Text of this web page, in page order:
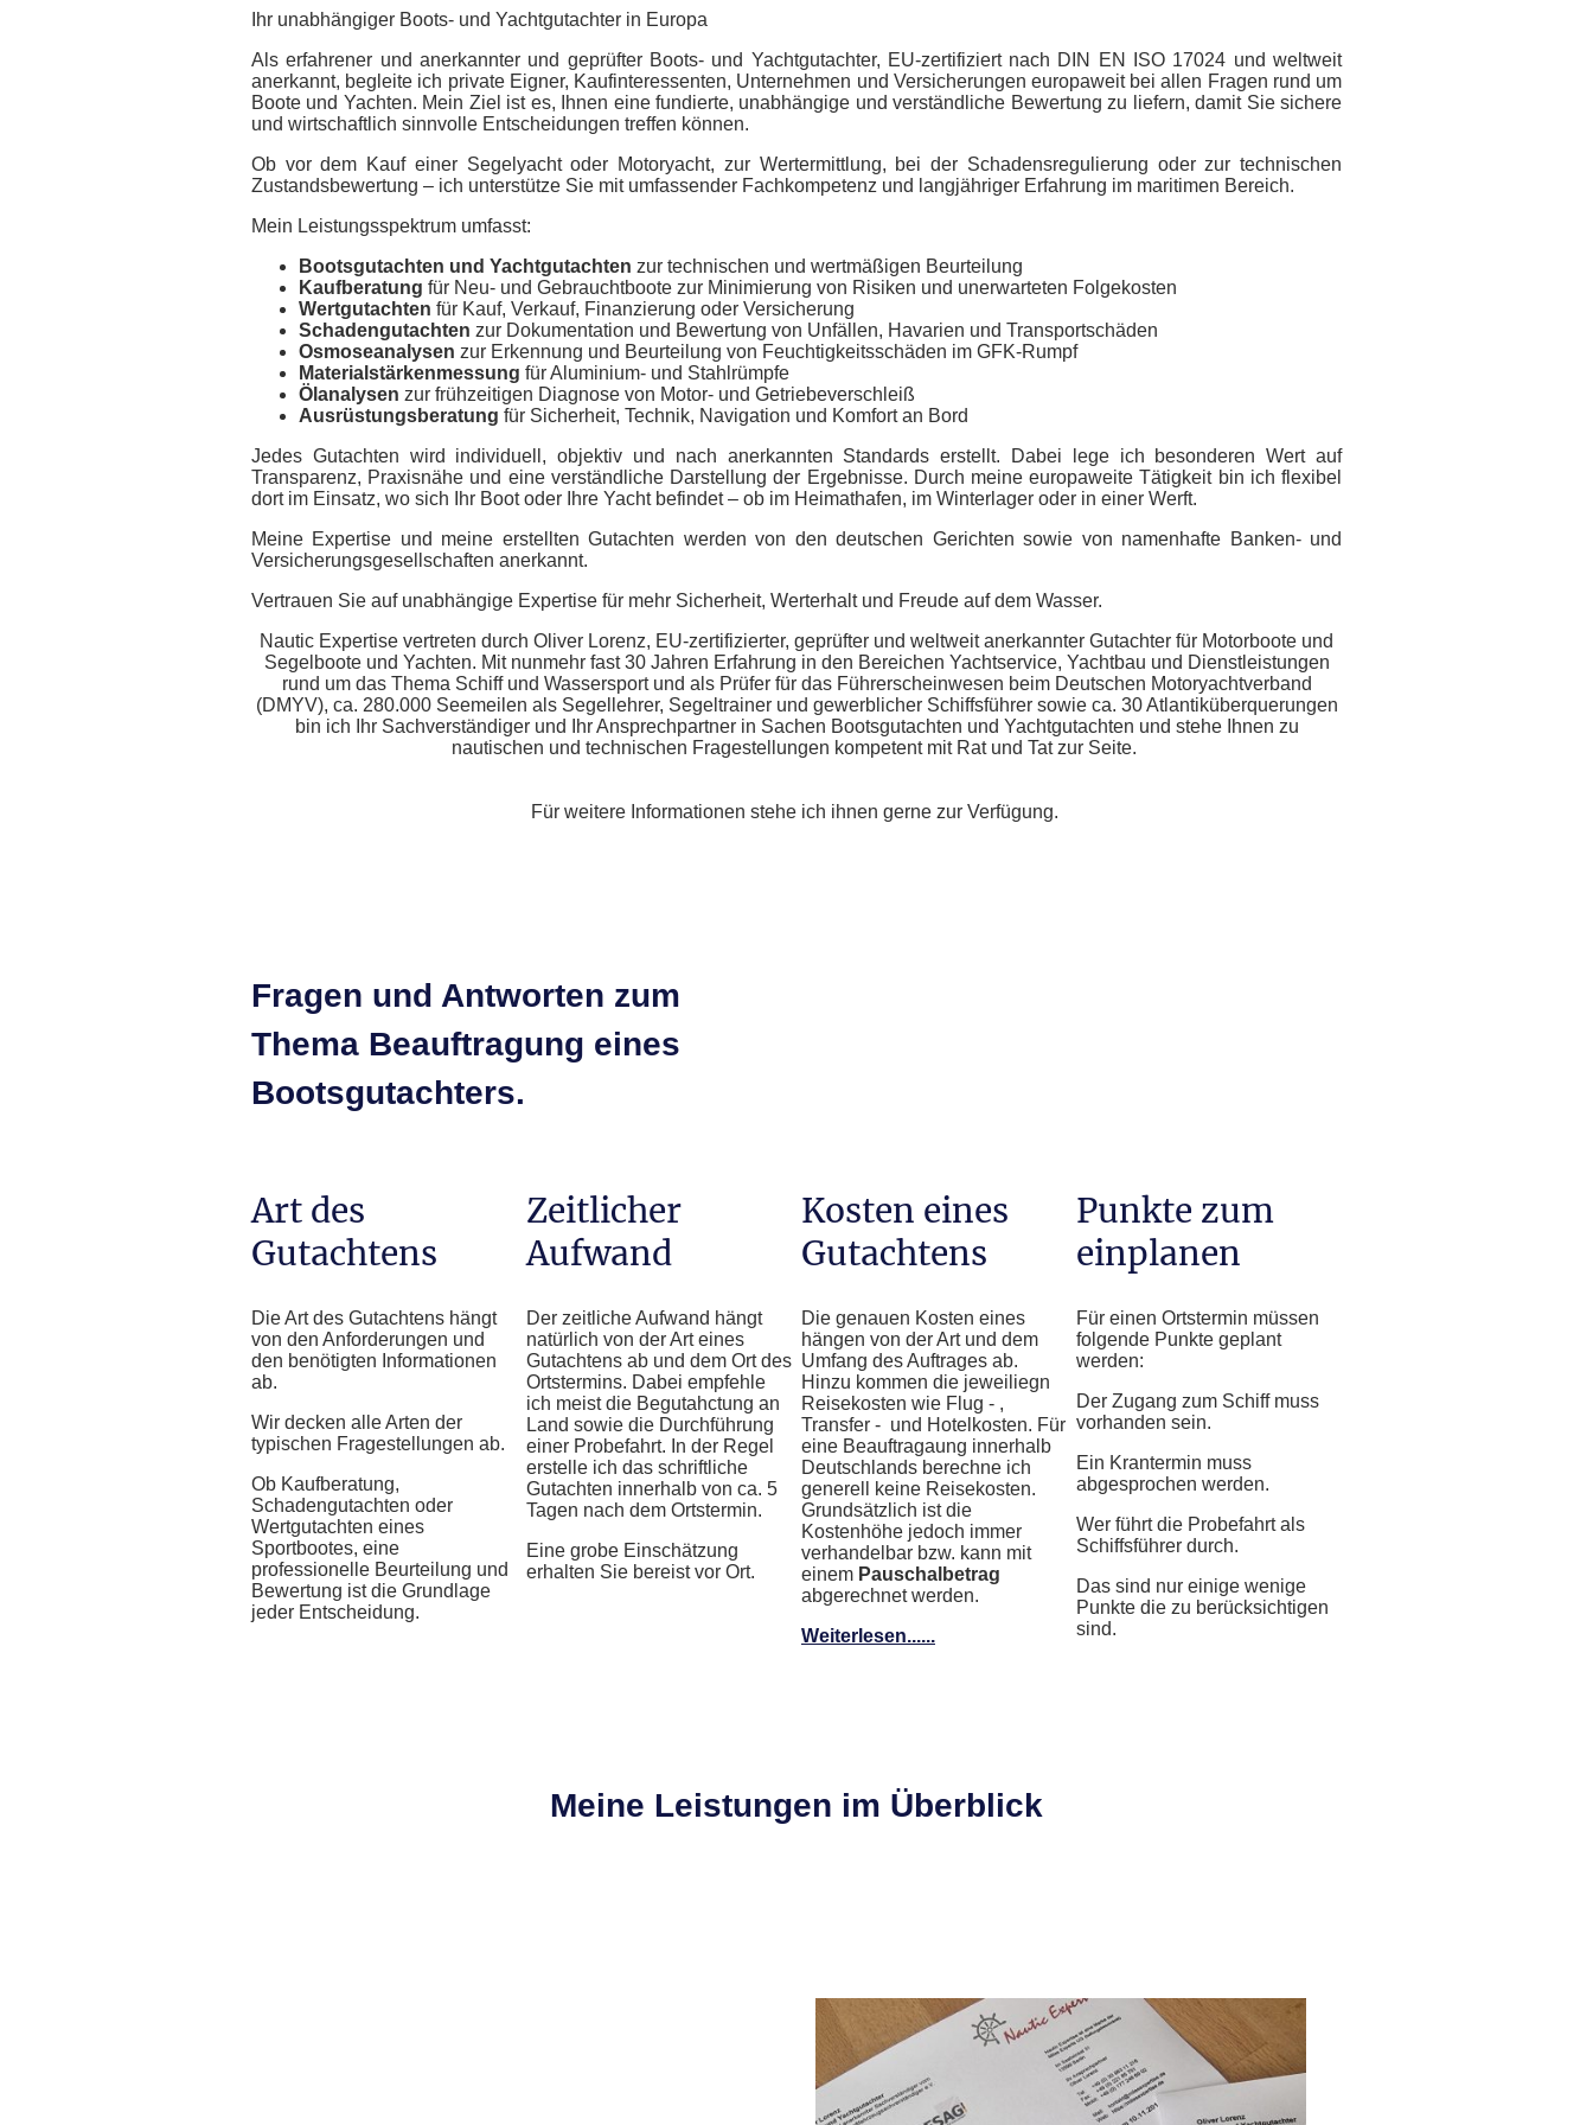
Ihr unabhängiger Boots- und Yachtgutachter in Europa
Als erfahrener und anerkannter und geprüfter Boots- und Yachtgutachter, EU-zertifiziert nach DIN EN ISO 17024 und weltweit
anerkannt, begleite ich private Eigner, Kaufinteressenten, Unternehmen und Versicherungen europaweit bei allen Fragen rund um
Boote und Yachten. Mein Ziel ist es, Ihnen eine fundierte, unabhängige und verständliche Bewertung zu liefern, damit Sie sichere
und wirtschaftlich sinnvolle Entscheidungen treffen können.
Ob vor dem Kauf einer Segelyacht oder Motoryacht, zur Wertermittlung, bei der Schadensregulierung oder zur technischen
Zustandsbewertung – ich unterstütze Sie mit umfassender Fachkompetenz und langjähriger Erfahrung im maritimen Bereich.
Mein Leistungsspektrum umfasst:
Bootsgutachten und Yachtgutachten zur technischen und wertmäßigen Beurteilung
Kaufberatung für Neu- und Gebrauchtboote zur Minimierung von Risiken und unerwarteten Folgekosten
Wertgutachten für Kauf, Verkauf, Finanzierung oder Versicherung
Schadengutachten zur Dokumentation und Bewertung von Unfällen, Havarien und Transportschäden
Osmoseanalysen zur Erkennung und Beurteilung von Feuchtigkeitsschäden im GFK-Rumpf
Materialstärkenmessung für Aluminium- und Stahlrümpfe
Ölanalysen zur frühzeitigen Diagnose von Motor- und Getriebeverschleiß
Ausrüstungsberatung für Sicherheit, Technik, Navigation und Komfort an Bord
Jedes Gutachten wird individuell, objektiv und nach anerkannten Standards erstellt. Dabei lege ich besonderen Wert auf
Transparenz, Praxisnähe und eine verständliche Darstellung der Ergebnisse. Durch meine europaweite Tätigkeit bin ich flexibel
dort im Einsatz, wo sich Ihr Boot oder Ihre Yacht befindet – ob im Heimathafen, im Winterlager oder in einer Werft.
Meine Expertise und meine erstellten Gutachten werden von den deutschen Gerichten sowie von namenhafte Banken- und
Versicherungsgesellschaften anerkannt.
Vertrauen Sie auf unabhängige Expertise für mehr Sicherheit, Werterhalt und Freude auf dem Wasser.
Nautic Expertise vertreten durch Oliver Lorenz, EU-zertifizierter, geprüfter und weltweit anerkannter Gutachter für Motorboote und
Segelboote und Yachten. Mit nunmehr fast 30 Jahren Erfahrung in den Bereichen Yachtservice, Yachtbau und Dienstleistungen
rund um das Thema Schiff und Wassersport und als Prüfer für das Führerscheinwesen beim Deutschen Motoryachtverband
(DMYV), ca. 280.000 Seemeilen als Segellehrer, Segeltrainer und gewerblicher Schiffsführer sowie ca. 30 Atlantiküberquerungen
bin ich Ihr Sachverständiger und Ihr Ansprechpartner in Sachen Bootsgutachten und Yachtgutachten und stehe Ihnen zu
nautischen und technischen Fragestellungen kompetent mit Rat und Tat zur Seite.
Für weitere Informationen stehe ich ihnen gerne zur Verfügung.
Fragen und Antworten zum
Thema Beauftragung eines
Bootsgutachters.
Art des
Gutachtens
Die Art des Gutachtens hängt
von den Anforderungen und
den benötigten Informationen
ab.
Wir decken alle Arten der
typischen Fragestellungen ab.
Ob Kaufberatung,
Schadengutachten oder
Wertgutachten eines
Sportbootes, eine
professionelle Beurteilung und
Bewertung ist die Grundlage
jeder Entscheidung.
Zeitlicher
Aufwand
Der zeitliche Aufwand hängt
natürlich von der Art eines
Gutachtens ab und dem Ort des
Ortstermins. Dabei empfehle
ich meist die Begutahctung an
Land sowie die Durchführung
einer Probefahrt. In der Regel
erstelle ich das schriftliche
Gutachten innerhalb von ca. 5
Tagen nach dem Ortstermin.
Eine grobe Einschätzung
erhalten Sie bereist vor Ort.
Kosten eines
Gutachtens
Die genauen Kosten eines
hängen von der Art und dem
Umfang des Auftrages ab.
Hinzu kommen die jeweiliegn
Reisekosten wie Flug - ,
Transfer - und Hotelkosten. Für
eine Beauftragaung innerhalb
Deutschlands berechne ich
generell keine Reisekosten.
Grundsätzlich ist die
Kostenhöhe jedoch immer
verhandelbar bzw. kann mit
einem Pauschalbetrag
abgerechnet werden.
Weiterlesen......
Punkte zum
einplanen
Für einen Ortstermin müssen
folgende Punkte geplant
werden:
Der Zugang zum Schiff muss
vorhanden sein.
Ein Krantermin muss
abgesprochen werden.
Wer führt die Probefahrt als
Schiffsführer durch.
Das sind nur einige wenige
Punkte die zu berücksichtigen
sind.
Meine Leistungen im Überblick